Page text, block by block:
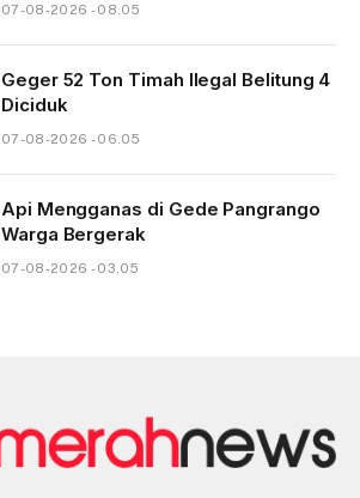
07-08-2026 - 08.05
Geger 52 Ton Timah Ilegal Belitung 4
Diciduk
07-08-2026 - 06.05
Api Mengganas di Gede Pangrango
Warga Bergerak
07-08-2026 - 03.05